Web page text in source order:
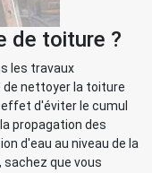
de toiture ?
les travaux
nettoyer la toiture
d'éviter le cumul
propagation des
d'eau au niveau de la
que vous